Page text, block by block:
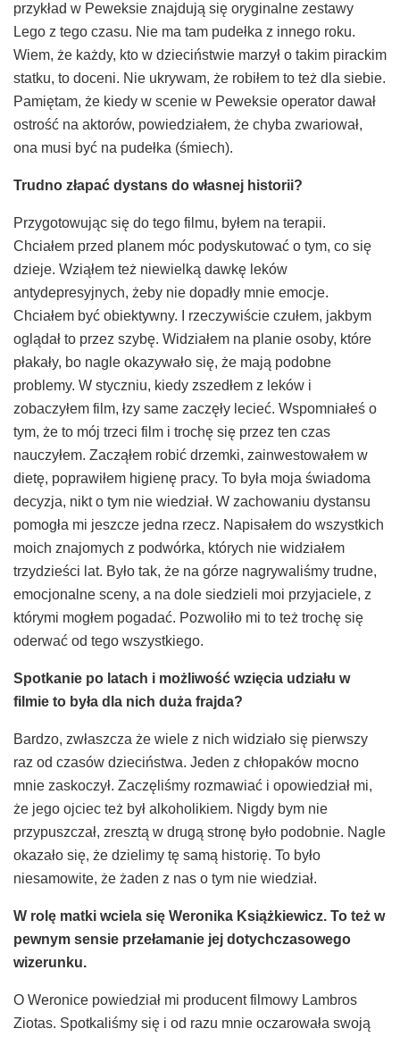
przykład w Peweksie znajdują się oryginalne zestawy
Lego z tego czasu. Nie ma tam pudełka z innego roku.
Wiem, że każdy, kto w dzieciństwie marzył o takim pirackim
statku, to doceni. Nie ukrywam, że robiłem to też dla siebie.
Pamiętam, że kiedy w scenie w Peweksie operator dawał
ostrość na aktorów, powiedziałem, że chyba zwariował,
ona musi być na pudełka (śmiech).
Trudno złapać dystans do własnej historii?
Przygotowując się do tego filmu, byłem na terapii.
Chciałem przed planem móc podyskutować o tym, co się
dzieje. Wziąłem też niewielką dawkę leków
antydepresyjnych, żeby nie dopadły mnie emocje.
Chciałem być obiektywny. I rzeczywiście czułem, jakbym
oglądał to przez szybę. Widziałem na planie osoby, które
płakały, bo nagle okazywało się, że mają podobne
problemy. W styczniu, kiedy zszedłem z leków i
zobaczyłem film, łzy same zaczęły lecieć. Wspomniałeś o
tym, że to mój trzeci film i trochę się przez ten czas
nauczyłem. Zacząłem robić drzemki, zainwestowałem w
dietę, poprawiłem higienę pracy. To była moja świadoma
decyzja, nikt o tym nie wiedział. W zachowaniu dystansu
pomogła mi jeszcze jedna rzecz. Napisałem do wszystkich
moich znajomych z podwórka, których nie widziałem
trzydzieści lat. Było tak, że na górze nagrywaliśmy trudne,
emocjonalne sceny, a na dole siedzieli moi przyjaciele, z
którymi mogłem pogadać. Pozwoliło mi to też trochę się
oderwać od tego wszystkiego.
Spotkanie po latach i moż liwość wzięcia udziału w
filmie to była dla nich duża frajda?
Bardzo, zwłaszcza że wiele z nich widziało się pierwszy
raz od czasów dzieciństwa. Jeden z chłopaków mocno
mnie zaskoczył. Zaczęliśmy rozmawiać i opowiedział mi,
że jego ojciec też był alkoholikiem. Nigdy bym nie
przypuszczał, zresztą w drugą stronę było podobnie. Nagle
okazało się, że dzielimy tę samą historię. To było
niesamowite, że żaden z nas o tym nie wiedział.
W rol ę matki wciela się Weronika Książkiewicz. To też w
pewnym sensie przełamanie jej dotychczasowego
wizerunku.
O Weronice powiedział mi producent filmowy Lambros
Ziotas. Spotkaliśmy się i od razu mnie oczarowała swoją